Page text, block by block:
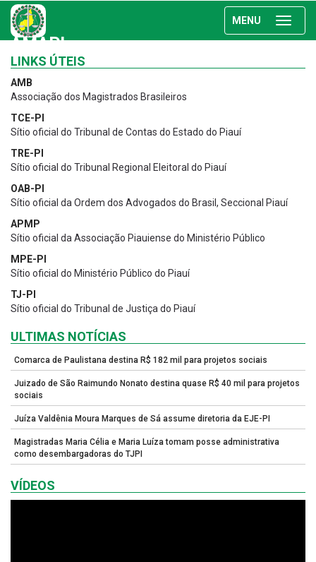
MENU
AMAPI
LINKS ÚTEIS
AMB
Associação dos Magistrados Brasileiros
TCE-PI
Sítio oficial do Tribunal de Contas do Estado do Piauí
TRE-PI
Sítio oficial do Tribunal Regional Eleitoral do Piauí
OAB-PI
Sítio oficial da Ordem dos Advogados do Brasil, Seccional Piauí
APMP
Sítio oficial da Associação Piauiense do Ministério Público
MPE-PI
Sítio oficial do Ministério Público do Piauí
TJ-PI
Sítio oficial do Tribunal de Justiça do Piauí
ULTIMAS NOTÍCIAS
Comarca de Paulistana destina R$ 182 mil para projetos sociais
Juizado de São Raimundo Nonato destina quase R$ 40 mil para projetos
sociais
Juíza Valdênia Moura Marques de Sá assume diretoria da EJE-PI
Magistradas Maria Célia e Maria Luíza tomam posse administrativa
como desembargadoras do TJPI
VÍDEOS